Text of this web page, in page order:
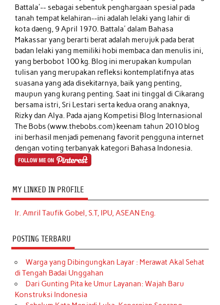
Battala'-- sebagai sebentuk penghargaan spesial pada
tanah tempat kelahiran--ini adalah lelaki yang lahir di
kota daeng, 9 April 1970. Battala' dalam Bahasa
Makassar yang berarti berat adalah merujuk pada berat
badan lelaki yang memiliki hobi membaca dan menulis ini,
yang berbobot 100 kg. Blog ini merupakan kumpulan
tulisan yang merupakan refleksi kontemplatifnya atas
suasana yang ada disekitarnya, baik yang penting,
maupun yang kurang penting. Saat ini tinggal di Cikarang
bersama istri, Sri Lestari serta kedua orang anaknya,
Rizky dan Alya. Pada ajang Kompetisi Blog Internasional
The Bobs (www.thebobs.com) keenam tahun 2010 blog
ini berhasil menjadi pemenang favorit pengguna internet
dengan voting terbanyak kategori Bahasa Indonesia.
MY LINKED IN PROFILE
Ir. Amril Taufik Gobel, S.T, IPU, ASEAN Eng.
POSTING TERBARU
Warga yang Dibingungkan Layar : Merawat Akal Sehat
di Tengah Badai Unggahan
Dari Gunting Pita ke Umur Layanan: Wajah Baru
Konstruksi Indonesia